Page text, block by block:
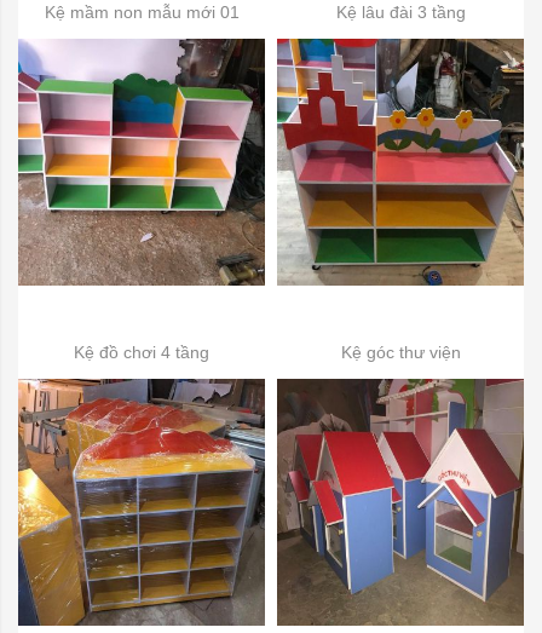
Kệ mầm non mẫu mới 01 Kệ lâu đài 3 tầng
Kệ đồ chơi 4 tầng Kệ góc thư viện